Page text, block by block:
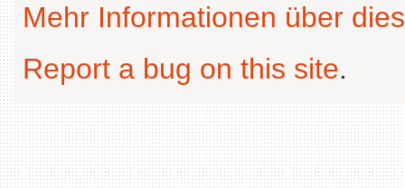
Mehr Informationen über
Report a bug on this site.